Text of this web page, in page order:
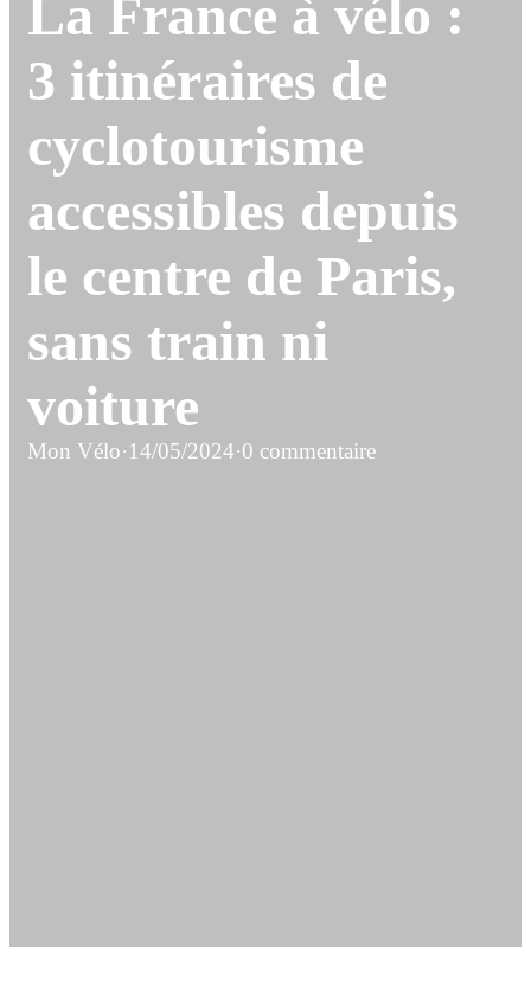
La France à vélo :
3 itinéraires de
cyclotourisme
accessibles depuis
le centre de Paris,
sans train ni
voiture
Mon Vélo·14/05/2024·0 commentaire